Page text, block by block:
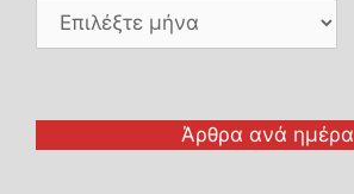
Άρθρα ανά ημέρα